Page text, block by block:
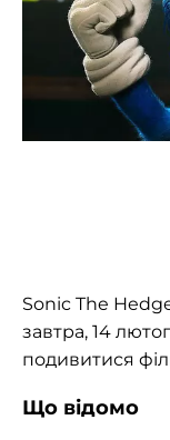
Sonic The
завтра, 14
подивитися
Що відомо